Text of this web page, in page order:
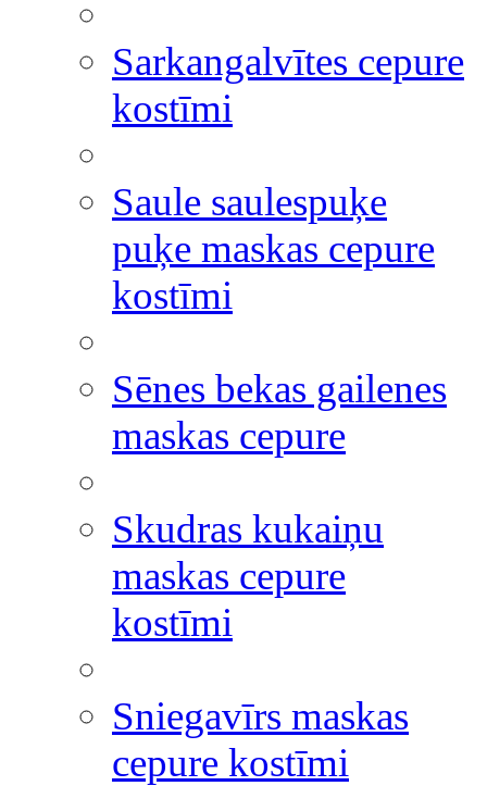
Sarkangalvītes cepure
kostīmi
Saule saulespuķe
puķe maskas cepure
kostīmi
Sēnes bekas gailenes
maskas cepure
Skudras kukaiņu
maskas cepure
kostīmi
Sniegavīrs maskas
cepure kostīmi